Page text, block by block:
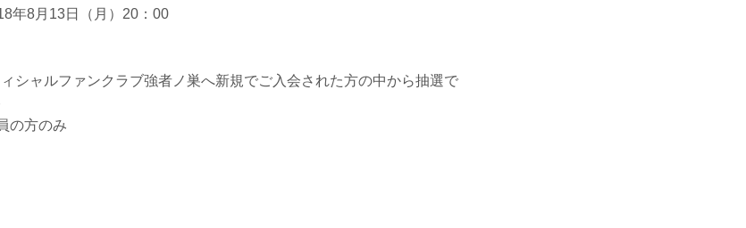
年8月13日（月）20：00
シャルファンクラブ強者ノ巣へ新規でご入会された方の中から抽選で
の方のみ